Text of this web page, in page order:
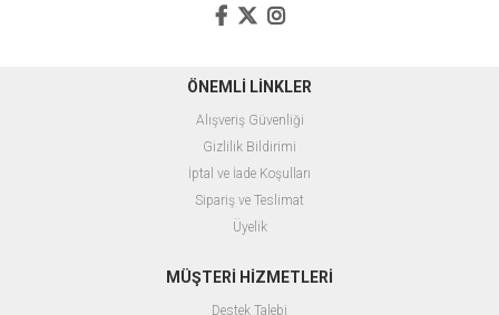
ÖNEMLİ LİNKLER
Alışveriş Güvenliği
Gizlilik Bildirimi
İptal ve İade Koşulları
Sipariş ve Teslimat
Üyelik
MÜŞTERİ HİZMETLERİ
Destek Talebi